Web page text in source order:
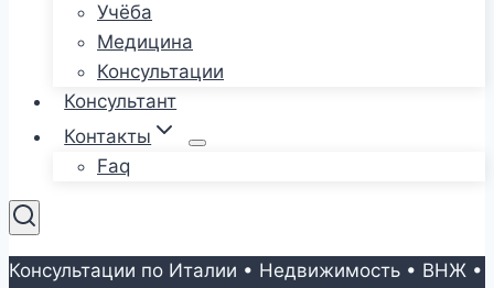
Учёба
Медицина
Консультации
Консультант
Контакты
Faq
Консультации по Италии • Недвижимость • ВНЖ •